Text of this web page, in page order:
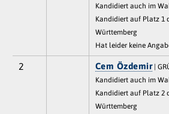
Kandidiert auch im
Kandidiert auf Platz 1
Württemberg
Hat leider keine
2 Cem Özdemir|
Kandidiert auch im
Kandidiert auf Platz 2
Württemberg